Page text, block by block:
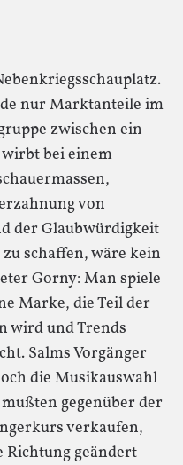
nur Marktanteile im
zwischen ein
bei einem
von
der Glaubwürdigkeit
schaffen, wäre kein
Gorny: Man spiele
Marke, die Teil der
wird und Trends
Salms Vorgänger
die Musikauswahl
gegenüber der
verkaufen,
Richtung geändert